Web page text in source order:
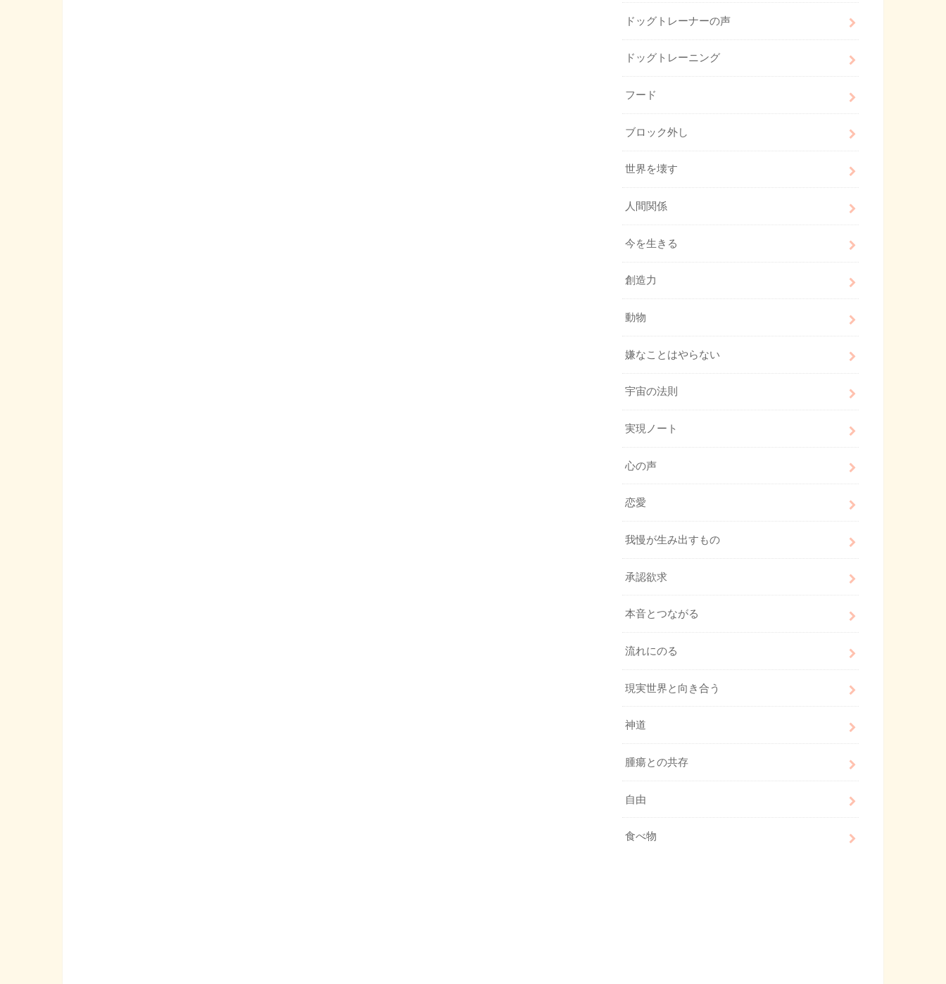
ドッグトレーナーの声
ドッグトレーニング
フード
ブロック外し
世界を壊す
人間関係
今を生きる
創造力
動物
嫌なことはやらない
宇宙の法則
実現ノート
心の声
恋愛
我慢が生み出すもの
承認欲求
本音とつながる
流れにのる
現実世界と向き合う
神道
腫瘍との共存
自由
食べ物